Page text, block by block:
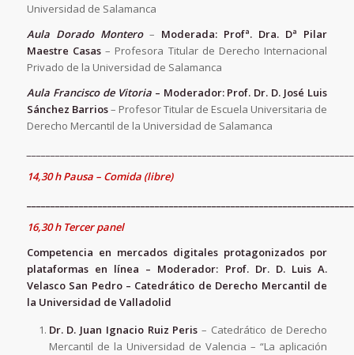
Universidad de Salamanca
Aula Dorado Montero– Moderada: Profª. Dra. Dª Pilar
Maestre Casas– Profesora Titular de Derecho Internacional
Privado de la Universidad de Salamanca
Aula Francisco de Vitoria– Moderador: Prof. Dr. D. José Luis
Sánchez Barrios– Profesor Titular de Escuela Universitaria de
Derecho Mercantil de la Universidad de Salamanca
14,30 h Pausa – Comida (libre)
16,30 h Tercer panel
Competencia en mercados digitales protagonizados por
plataformas en línea – Moderador: Prof. Dr. D. Luis A.
Velasco San Pedro – Catedrático de Derecho Mercantil de
la Universidad de Valladolid
Dr. D. Juan Ignacio Ruiz Peris – Catedrático de Derecho
Mercantil de la Universidad de Valencia – “La aplicación